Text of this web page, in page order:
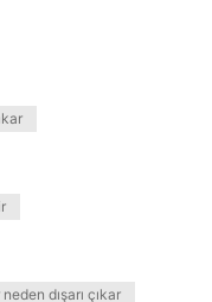
dışarı çıkar